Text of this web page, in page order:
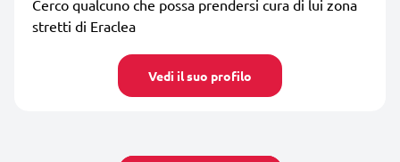
Cerco qualcuno che possa prendersi cura di lui zona
stretti di Eraclea
Vedi il suo profilo